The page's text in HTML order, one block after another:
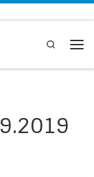
Search